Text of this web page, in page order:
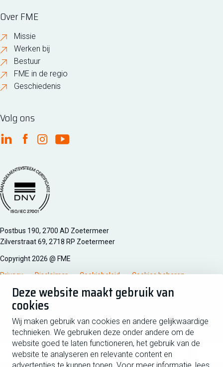
Deze website maakt gebruik van
cookies
Wij maken gebruik van cookies en andere gelijkwaardige
technieken. We gebruiken deze onder andere om de
website goed te laten functioneren, het gebruik van de
website te analyseren en relevante content en
Over FME
Missie
Werken bij
Bestuur
FME in de regio
Geschiedenis
Volg ons
FME Linkedin
FME Facebook
FME Instagram
FME Youtube
Managementsyteem certificatie DNV iso/iec 27001
Postbus 190, 2700 AD Zoetermeer
Zilverstraat 69, 2718 RP Zoetermeer
Copyright 2026 @ FME
Privacy Disclaimer Cookiebeleid Cookies beheren
Schrijf je in voor de nieuwsbrief
Voornaam